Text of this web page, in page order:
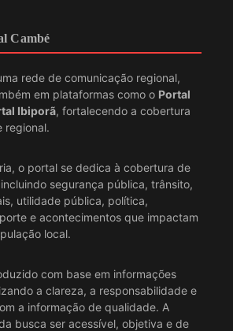
Cambé
rede de comunicação regional,
em plataformas como o Portal
Ibiporã, fortalecendo a cobertura
regional.
o portal se dedica à cobertura de
segurança pública, trânsito,
utilidade pública, política,
e acontecimentos que impactam
local.
com base em informações
a clareza, a responsabilidade e
a informação de qualidade. A
busca ser acessível, objetiva e de